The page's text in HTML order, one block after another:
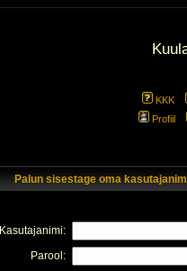
KKK
Profiil
Palun sisestage oma
Kasutajanimi:
Parool: